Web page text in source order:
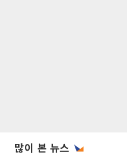
많이 본 뉴스